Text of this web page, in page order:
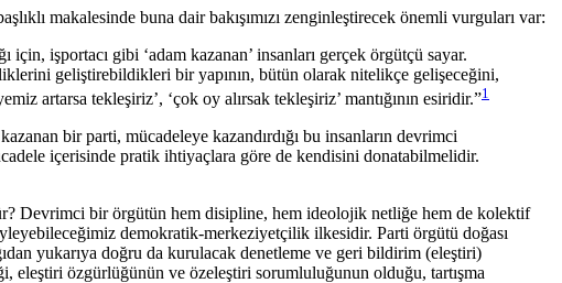
makalesinde buna dair bakışımızı zenginleştirecek önemli vurguları var:
işportacı gibi ‘adam kazanan’ insanları gerçek örgütçü sayar.
geliştirebildikleri bir yapının, bütün olarak nitelikçe gelişeceğini,
artarsa tekleşiriz’, ‘çok oy alırsak tekleşiriz’ mantığının esiridir.”1
bir parti, mücadeleye kazandırdığı bu insanların devrimci
içerisinde pratik ihtiyaçlara göre de kendisini donatabilmelidir.
Devrimci bir örgütün hem disipline, hem ideolojik netliğe hem de kolektif
demokratik-merkeziyetçilik ilkesidir. Parti örgütü doğası
yukarıya doğru da kurulacak denetleme ve geri bildirim (eleştiri)
eleştiri özgürlüğünün ve özeleştiri sorumluluğunun olduğu, tartışma